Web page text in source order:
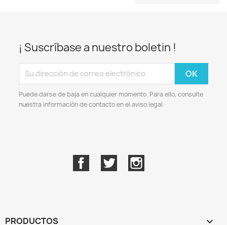
¡ Suscríbase a nuestro boletin !
Puede darse de baja en cualquier momento. Para ello, consulte
nuestra información de contacto en el aviso legal.
FacebookTwitter
PRODUCTOS 